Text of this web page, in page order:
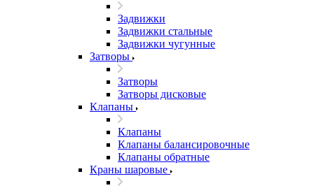
Задвижки
Задвижки стальные
Задвижки чугунные
Затворы
Затворы
Затворы дисковые
Клапаны
Клапаны
Клапаны балансировочные
Клапаны обратные
Краны шаровые